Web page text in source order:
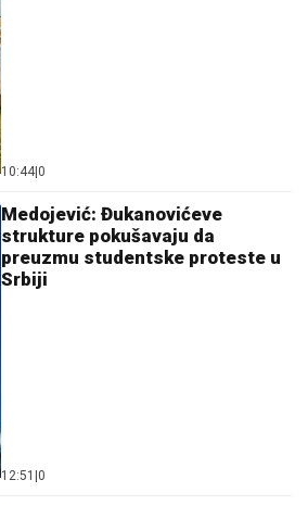
10:44|0
Medojević: Đukanovićeve
strukture pokušavaju da
preuzmu studentske proteste u
Srbiji
12:51 |0